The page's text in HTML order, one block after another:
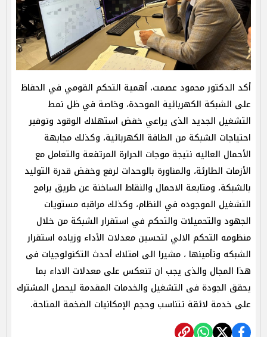
أكد الدكتور محمود عصمت، أهمية التحكم القومي في الحفاظ
على الشبكة الكهربائية الموحدة، وخاصة في ظل نمط
التشغيل الجديد الذى يراعي خفض استهلاك الوقود وتوفير
احتياجات الشبكة من الطاقة الكهربائية، وكذلك مجابهة
الأحمال العاليه نتيجة موجات الحرارة المرتفعة والتعامل مع
الأزمات الطارئة، والمناورة بالوحدات لرفع وخفض قدرة التوليد
بالشبكة، ومتابعة الاحمال والنقاط الساخنة عن طريق برامج
التشغيل الموجوده في النظام، وكذلك مراقبه مستويات
الجهود والتحميلات والتحكم في استقرار الشبكة من خلال
منظومه التحكم الالي لتحسين معدلات الأداء وزياده استقرار
الشبكه وتأمينها ، مشيرا الى امتلاك أحدث التكنولوجيات فى
هذا المجال والذى يجب ان تنعكس على معدلات الاداء بما
يحقق الجودة فى التشغيل والخدمات المقدمة ليحصل المشترك
على خدمة لائقة تتناسب وحجم الإمكانيات الضخمة المتاحة.